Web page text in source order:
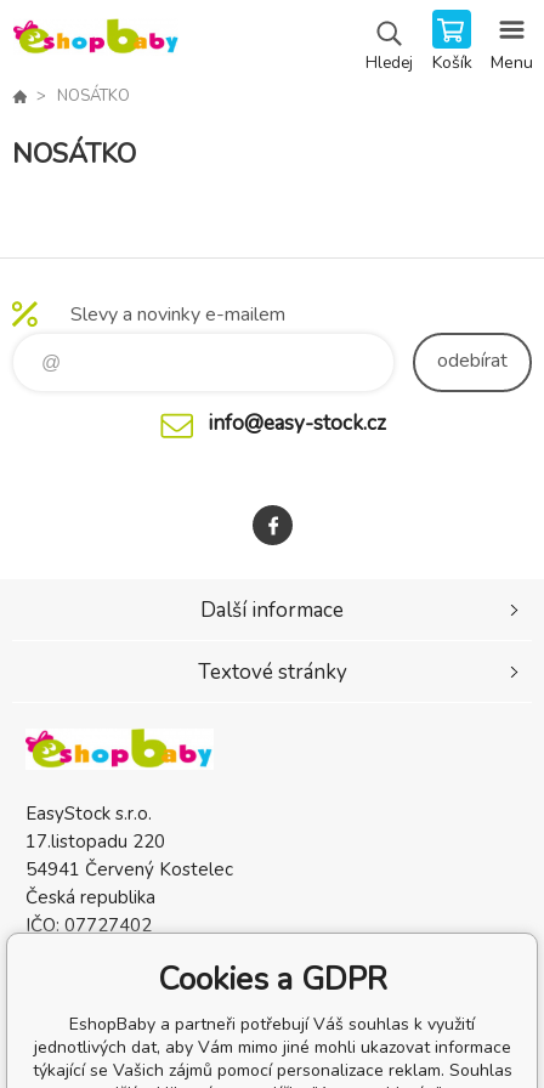
Hledej Košík Menu
NOSÁTKO
NOSÁTKO
Slevy a novinky e-mailem
odebírat
info@easy-stock.cz
EasyStock s.r.o.
17.listopadu 220
54941 Červený Kostelec
Česká republika
IČO: 07727402
Další informace
Textové stránky
Cookies a GDPR
EshopBaby a partneři potřebují Váš souhlas k využití
jednotlivých dat, aby Vám mimo jiné mohli ukazovat informace
týkající se Vašich zájmů pomocí personalizace reklam. Souhlas